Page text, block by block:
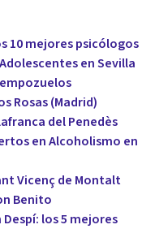
10 mejores psicólogos
en Sevilla
Rosas (Madrid)
del Penedès
en Alcoholismo en
Vicenç de Montalt
Benito
los 5 mejores